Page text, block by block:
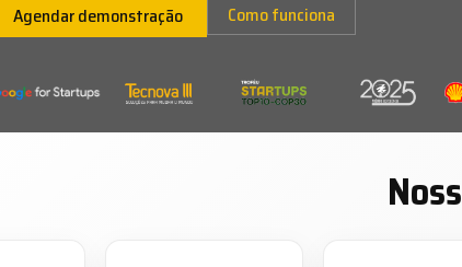
Agendar demonstração Como funciona